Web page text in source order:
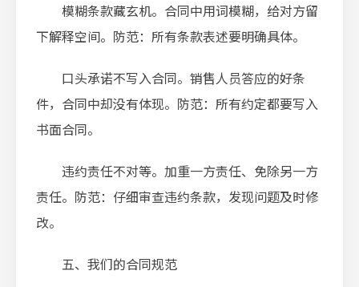
模糊条款藏玄机。合同中用词模糊，给对方留
下解释空间。防范：所有条款表述要明确具体。
口头承诺不写入合同。销售人员答应的好条
件，合同中却没有体现。防范：所有约定都要写入
书面合同。
违约责任不对等。加重一方责任、免除另一方
责任。防范：仔细审查违约条款，发现问题及时修
改。
五、我们的合同规范